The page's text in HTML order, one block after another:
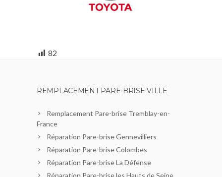
82
REMPLACEMENT PARE-BRISE VILLE
Remplacement Pare-brise Tremblay-en-
France
Réparation Pare-brise Gennevilliers
Réparation Pare-brise Colombes
Réparation Pare-brise La Défense
Réparation Pare-brise les Hauts de Seine